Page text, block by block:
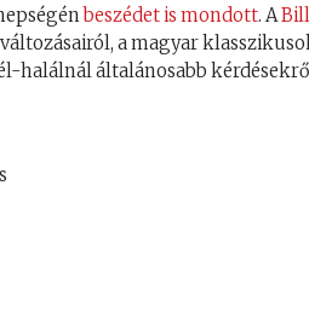
beszédet is mondott. A
a magyar
halálnál általánosabb